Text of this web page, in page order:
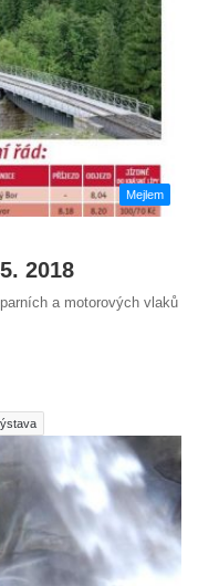
Mejlem
2018
a motorových vlaků